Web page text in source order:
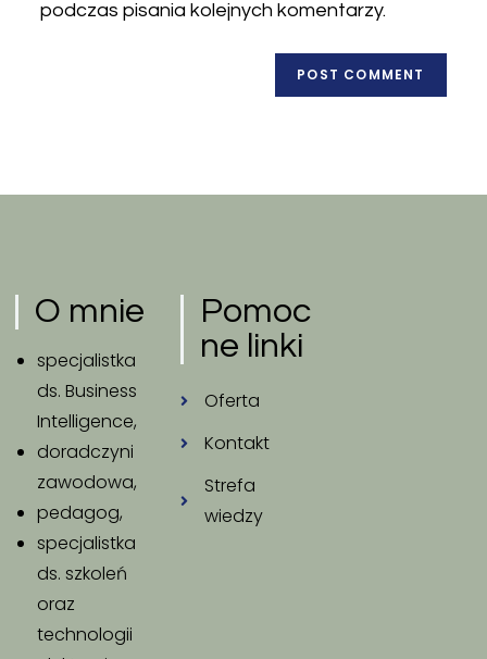
podczas pisania kolejnych komentarzy.
O mnie
specjalistka
ds. Business
Intelligence,
doradczyni
zawodowa,
pedagog,
specjalistka
ds. szkoleń
oraz
technologii
Pomoc
ne linki
Oferta
Kontakt
Strefa
wiedzy